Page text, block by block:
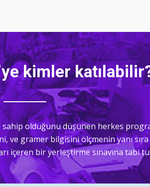
kimler
olduğunu düşünen herkes
gramer bilgisini ölçmenin yanı
içeren bir yerleştirme sınavına tabi